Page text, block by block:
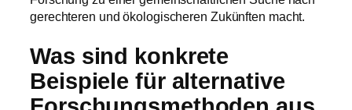
gerechteren und ökologischeren Zukünften macht.
Was sind konkrete
Beispiele für alternative